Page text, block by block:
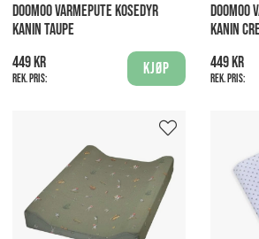
DOOMOO VARMEPUTE KOSEDYR
KANIN TAUPE
449 kr
Rek. pris:
Kjøp
DOOMOO
KANIN
449 kr
Rek. pris: